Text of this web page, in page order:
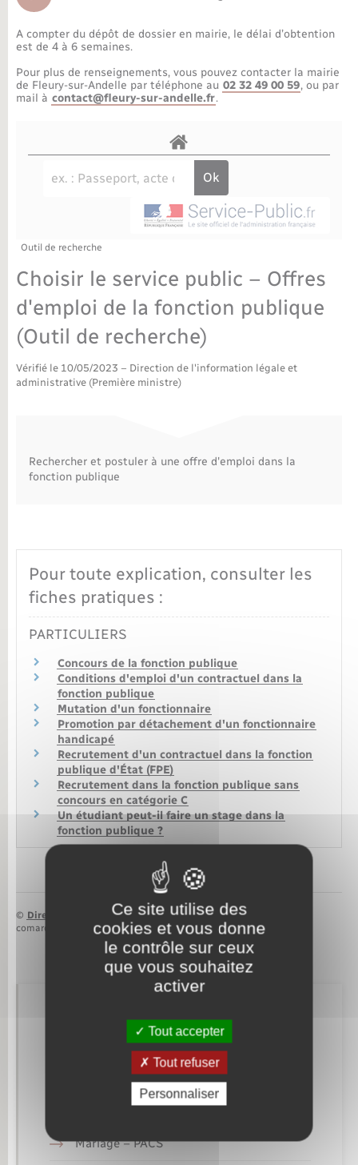
Parrainage civil
Recensement militaire
Petite enfance
Info jeunes
Associations
Bibliothèques
Sport
Tourisme
Nouvel habitant
Numérique
Sécurité - Prévention
Seniors
Transports
Bornes de recharge électrique
Voirie et espace public
Travaux - Autorisation d’occupation de l’espace
public
Publications
Agenda
La Communauté de communes
A compter du dépôt de dossier en mairie, le délai d’obtention
est de 4 à 6 semaines.
Pour plus de renseignements, vous pouvez contacter la mairie
de Fleury-sur-Andelle par téléphone au 02 32 49 00 59, ou par
mail à contact@fleury-sur-andelle.fr.
Outil de recherche
Choisir le service public – Offres
d'emploi de la fonction publique
(Outil de recherche)
Vérifié le 10/05/2023 – Direction de l'information légale et
administrative (Première ministre)
Rechercher et postuler à une offre d'emploi dans la
fonction publique
Pour toute explication, consulter les
fiches pratiques :
PARTICULIERS
Concours de la fonction publique
Conditions d'emploi d'un contractuel dans la
fonction publique
Mutation d'un fonctionnaire
Promotion par détachement d'un fonctionnaire
handicapé
Recrutement d'un contractuel dans la fonction
publique d'État (FPE)
Recrutement dans la fonction publique sans
concours en catégorie C
Un étudiant peut-il faire un stage dans la
fonction publique ?
© Direction de l’information légale et administrative
comarquage developpé parbaseo.io
Retrouvez aussi
Elections et citoyenneté
Mariage – PACS
Ce site utilise des
cookies et vous donne
le contrôle sur ceux
que vous souhaitez
activer
Tout accepter
Tout refuser
Personnaliser